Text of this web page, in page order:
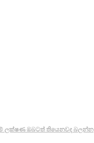
ලක්ෂණ ඔබටත් තියෙනවද බලන්න